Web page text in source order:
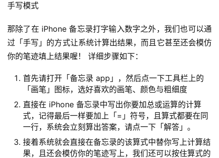
手写模式
那除了在 iPhone 备忘录打字输入数字之外，我们也可以通
过「手写」的方式让系统计算出结果，而且它甚至还会模仿
你的笔迹填上结果喔！ 详细步骤如下：
首先请打开「备忘录 app」，然后点一下工具栏上的
「画笔」图标，选好喜欢的画笔、颜色与粗细度
直接在 iPhone 备忘录中写出你要加总或运算的计算
式，记得最后一样要加上「=」符号，且算式都要在同
一行，系统会立刻算出答案，请点一下「解答」。
接着系统就会直接在备忘录的该算式中替你写上计算结
果，且还会模仿你的笔迹写上，我们还可以按住算式的